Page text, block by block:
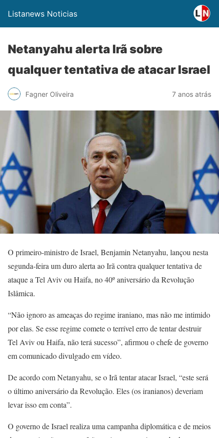
Listanews Noticias
Netanyahu alerta Irã sobre
qualquer tentativa de atacar Israel
Fagner Oliveira 7 anos atrás
O primeiro-ministro de Israel, Benjamin Netanyahu, lançou nesta
segunda-feira um duro alerta ao Irã contra qualquer tentativa de
ataque a Tel Aviv ou Haifa, no 40º aniversário da Revolução
Islâmica.
“Não ignoro as ameaças do regime iraniano, mas não me intimido
por elas. Se esse regime comete o terrível erro de tentar destruir
Tel Aviv ou Haifa, não terá sucesso”, afirmou o chefe de governo
em comunicado divulgado em vídeo.
De acordo com Netanyahu, se o Irã tentar atacar Israel, “este será
o último aniversário da Revolução. Eles (os iranianos) deveriam
levar isso em conta”.
O governo de Israel realiza uma campanha diplomática e de meios